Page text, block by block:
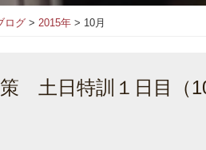
ログ > 2015年 > 10月
土日特訓１日目（